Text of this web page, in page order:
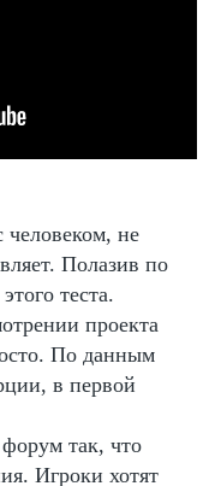
человеком, не
Полазив по
теста.
проекта
По данным
в первой
так, что
Игроки хотят